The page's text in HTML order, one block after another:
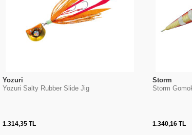
Yozuri
Yozuri Salty Rubber Slide Jig
1.314,35TL
Storm
Storm
1.340,16 TL